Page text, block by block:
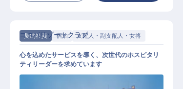
契約社員 宿泊 支配人・副支配人・女将
ココパリゾートクラブ
心を込めたサービスを導く、次世代のホスピタリ
ティリーダーを求めています